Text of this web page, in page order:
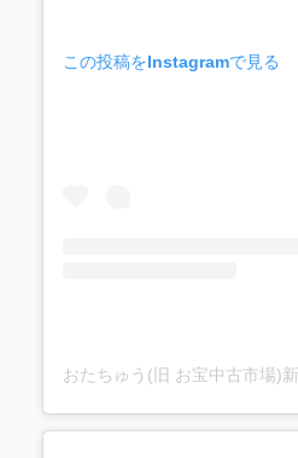
この投稿をInstagramで見る
おたちゅう(旧 お宝中古市場)